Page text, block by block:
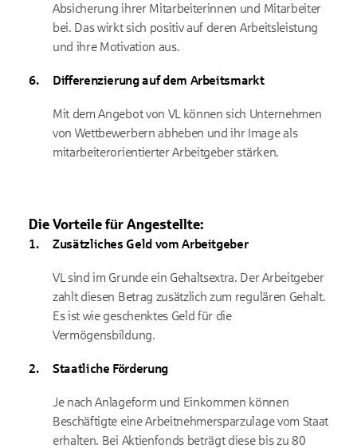
Absicherung ihrer Mitarbeiterinnen und Mitarbeiter
bei. Das wirkt sich positiv auf deren Arbeitsleistung
und ihre Motivation aus.
Differenzierung auf dem Arbeitsmarkt
Mit dem Angebot von VL können sich Unternehmen
von Wettbewerbern abheben und ihr Image als
mitarbeiterorientierter Arbeitgeber stärken.
Die Vorteile für Angestellte:
Zusätzliches Geld vom Arbeitgeber
VL sind im Grunde ein Gehaltsextra. Der Arbeitgeber
zahlt diesen Betrag zusätzlich zum regulären Gehalt.
Es ist wie geschenktes Geld für die
Vermögensbildung.
Staatliche Förderung
Je nach Anlageform und Einkommen können
Beschäftigte eine Arbeitnehmersparzulage vom Staat
erhalten. Bei Aktienfonds beträgt diese bis zu 80